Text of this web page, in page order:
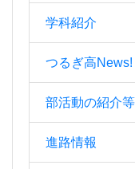
学科紹介
つるぎ高News!
部活動の紹介
進路情報